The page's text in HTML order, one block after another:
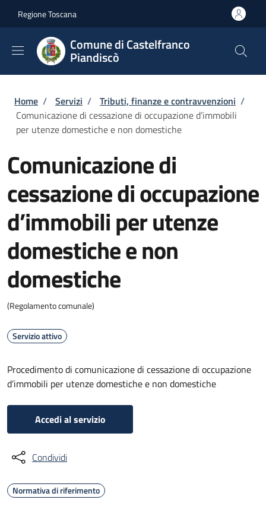
Regione Toscana
Comune di Castelfranco
Piandiscò
Briciole di pane
Home / Servizi / Tributi, finanze e contravvenzioni /
Comunicazione di cessazione di occupazione d’immobili
per utenze domestiche e non domestiche
Comunicazione di
cessazione di occupazione
d’immobili per utenze
domestiche e non
domestiche
(Regolamento comunale)
Servizio attivo
Procedimento di comunicazione di cessazione di occupazione
d’immobili per utenze domestiche e non domestiche
Accedi al servizio
Condividi
Normativa di riferimento